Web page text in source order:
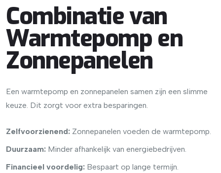
Combinatie van
Warmtepomp en
Zonnepanelen
Een warmtepomp en zonnepanelen samen zijn een slimme
keuze. Dit zorgt voor extra besparingen.
Zelfvoorzienend: Zonnepanelen voeden de warmtepomp.
Duurzaam: Minder afhankelijk van energiebedrijven.
Financieel voordelig: Bespaart op lange termijn.